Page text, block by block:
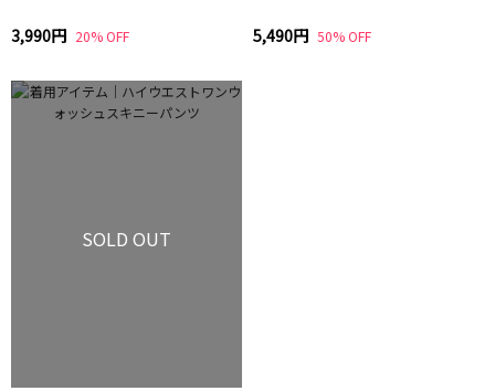
3,990円 20% OFF 5,490円 50% OFF
SOLD OUT